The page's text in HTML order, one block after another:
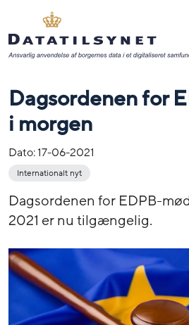
Dagsordenen for
i morgen
Dato:17-06-2021
Internationalt nyt
Dagsordenen for EDPB-
2021 er nu tilgængelig.